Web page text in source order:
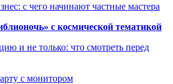
с чего начинают частные мастера
с космической тематикой
и не только: что смотреть перед
с монитором